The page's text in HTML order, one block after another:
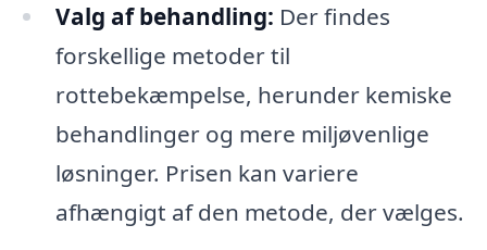
Valg af behandling: Der findes
forskellige metoder til
rottebekæmpelse, herunder kemiske
behandlinger og mere miljøvenlige
løsninger. Prisen kan variere
afhængigt af den metode, der vælges.